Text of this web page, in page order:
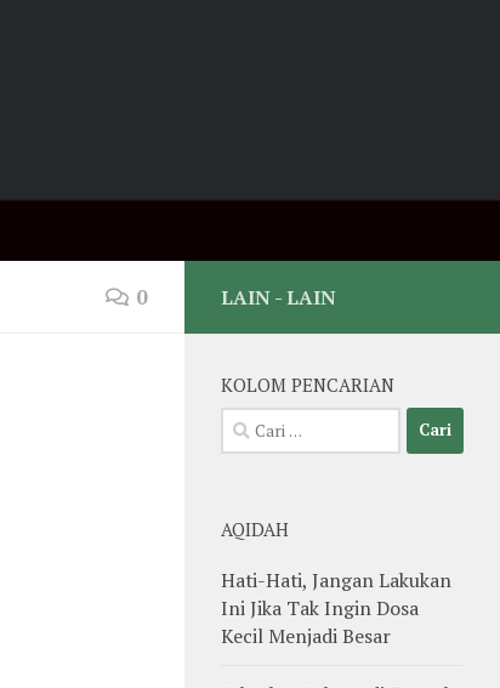
0 LAIN - LAIN
KOLOM PENCARIAN
Cari
untuk:
AQIDAH
Hati-Hati, Jangan Lakukan
Ini Jika Tak Ingin Dosa
Kecil Menjadi Besar